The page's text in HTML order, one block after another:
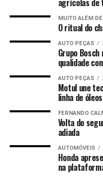
agrícolas de
MUITO ALÉM
O ritual do
AUTO PEÇAS
Grupo
qualidade
AUTO PEÇAS
Motul une
linha de óleos
FERNANDO
Volta do
adiada
AUTOMÓVEIS
Honda
na